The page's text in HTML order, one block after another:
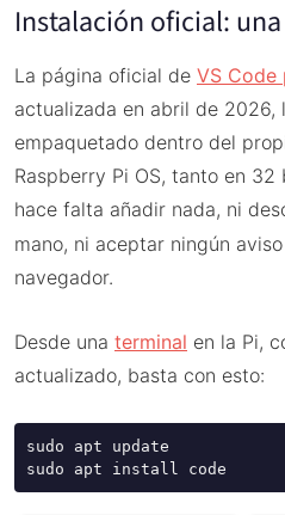
Instalación oficial:
La página oficial de VS Code
actualizada en abril de
empaquetado dentro del
Raspberry Pi OS, tanto en
hace falta añadir nada, ni
mano, ni aceptar ningún
navegador.
Desde una terminal en la Pi,
actualizado, basta con esto:
sudo apt update
sudo apt install code